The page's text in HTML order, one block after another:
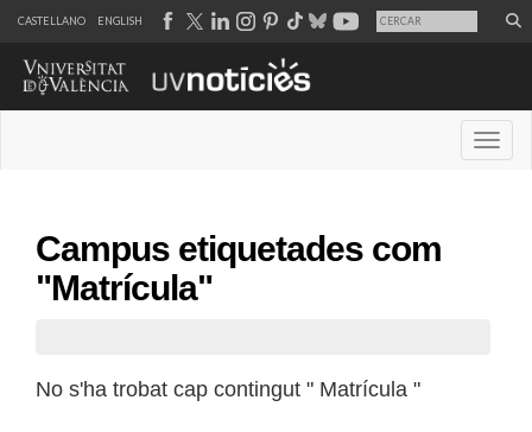
CASTELLANO ENGLISH
Campus etiquetades com
"Matrícula"
No s'ha trobat cap contingut " Matrícula "